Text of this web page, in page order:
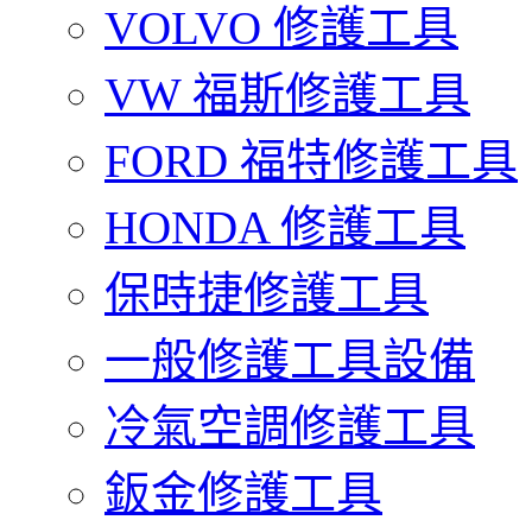
VOLVO 修護工具
VW 福斯修護工具
FORD 福特修護工具
HONDA 修護工具
保時捷修護工具
一般修護工具設備
冷氣空調修護工具
鈑金修護工具